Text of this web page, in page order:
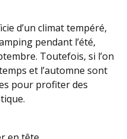
d’un climat tempéré,
pendant l’été,
Toutefois, si l’on
et l’automne sont
pour profiter des